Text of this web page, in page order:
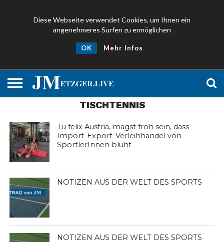
Diese Webseite verwendet Cookies, um Ihnen ein
angenehmeres Surfen zu ermöglichen
OK Mehr Infos
TISCHTENNIS
Tu felix Austria, magst froh sein, dass
Import-Export-Verleihhandel von
SportlerInnen blüht
NOTIZEN AUS DER WELT DES SPORTS
NOTIZEN AUS DER WELT DES SPORTS